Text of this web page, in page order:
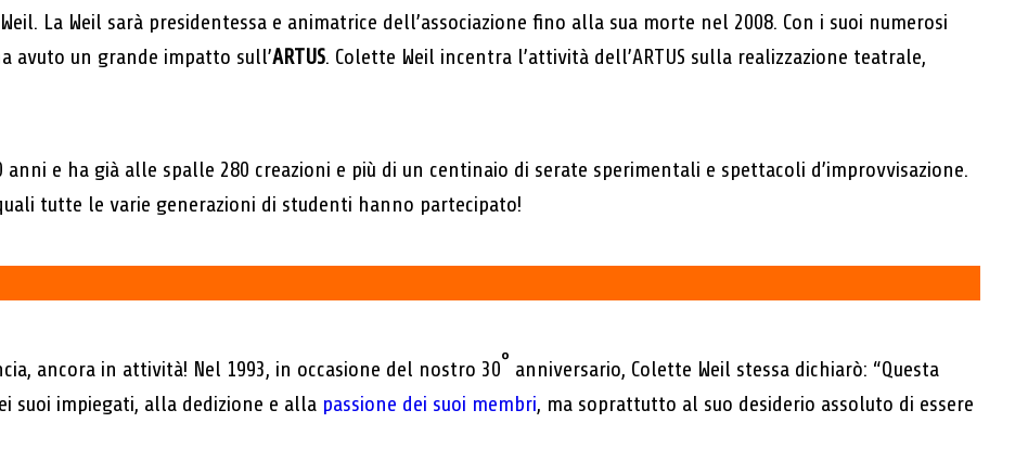
La Weil sarà presidentessa e animatrice dell’associazione fino alla sua morte nel 2008. Con i suoi numerosi
avuto un grande impatto sull’ARTUS. Colette Weil incentra l’attività dell’ARTUS sulla realizzazione teatrale,
e ha già alle spalle 280 creazioni e più di un centinaio di serate sperimentali e spettacoli d’improvvisazione.
tutte le varie generazioni di studenti hanno partecipato!
ancora in attività! Nel 1993, in occasione del nostro 30° anniversario, Colette Weil stessa dichiarò: “Questa
suoi impiegati, alla dedizione e alla passione dei suoi membri, ma soprattutto al suo desiderio assoluto di essere